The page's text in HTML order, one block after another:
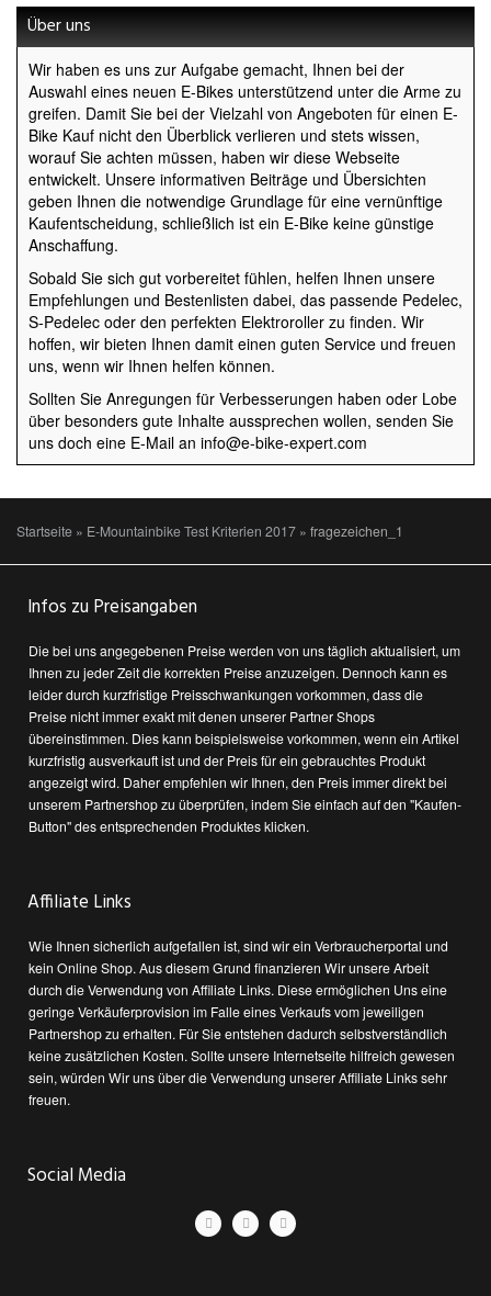
Über uns
Wir haben es uns zur Aufgabe gemacht, Ihnen bei der
Auswahl eines neuen E-Bikes unterstützend unter die Arme zu
greifen. Damit Sie bei der Vielzahl von Angeboten für einen E-
Bike Kauf nicht den Überblick verlieren und stets wissen,
worauf Sie achten müssen, haben wir diese Webseite
entwickelt. Unsere informativen Beiträge und Übersichten
geben Ihnen die notwendige Grundlage für eine vernünftige
Kaufentscheidung, schließlich ist ein E-Bike keine günstige
Anschaffung.
Sobald Sie sich gut vorbereitet fühlen, helfen Ihnen unsere
Empfehlungen und Bestenlisten dabei, das passende Pedelec,
S-Pedelec oder den perfekten Elektroroller zu finden. Wir
hoffen, wir bieten Ihnen damit einen guten Service und freuen
uns, wenn wir Ihnen helfen können.
Sollten Sie Anregungen für Verbesserungen haben oder Lobe
über besonders gute Inhalte aussprechen wollen, senden Sie
uns doch eine E-Mail an info@e-bike-expert.com
Startseite » E-Mountainbike Test Kriterien 2017 » fragezeichen_1
Infos zu Preisangaben
Die bei uns angegebenen Preise werden von uns täglich aktualisiert, um
Ihnen zu jeder Zeit die korrekten Preise anzuzeigen. Dennoch kann es
leider durch kurzfristige Preisschwankungen vorkommen, dass die
Preise nicht immer exakt mit denen unserer Partner Shops
übereinstimmen. Dies kann beispielsweise vorkommen, wenn ein Artikel
kurzfristig ausverkauft ist und der Preis für ein gebrauchtes Produkt
angezeigt wird. Daher empfehlen wir Ihnen, den Preis immer direkt bei
unserem Partnershop zu überprüfen, indem Sie einfach auf den "Kaufen-
Button" des entsprechenden Produktes klicken.
Affiliate Links
Wie Ihnen sicherlich aufgefallen ist, sind wir ein Verbraucherportal und
kein Online Shop. Aus diesem Grund finanzieren Wir unsere Arbeit
durch die Verwendung von Affiliate Links. Diese ermöglichen Uns eine
geringe Verkäuferprovision im Falle eines Verkaufs vom jeweiligen
Partnershop zu erhalten. Für Sie entstehen dadurch selbstverständlich
keine zusätzlichen Kosten. Sollte unsere Internetseite hilfreich gewesen
sein, würden Wir uns über die Verwendung unserer Affiliate Links sehr
freuen.
Social Media